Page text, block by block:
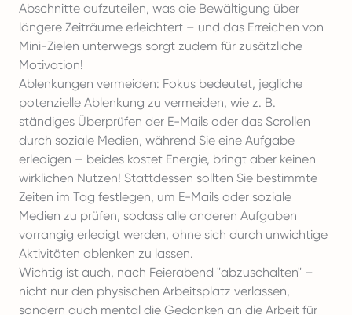
Abschnitte aufzuteilen, was die Bewältigung über
längere Zeiträume erleichtert – und das Erreichen von
Mini-Zielen unterwegs sorgt zudem für zusätzliche
Motivation!
Ablenkungen vermeiden: Fokus bedeutet, jegliche
potenzielle Ablenkung zu vermeiden, wie z. B.
ständiges Überprüfen der E-Mails oder das Scrollen
durch soziale Medien, während Sie eine Aufgabe
erledigen – beides kostet Energie, bringt aber keinen
wirklichen Nutzen! Stattdessen sollten Sie bestimmte
Zeiten im Tag festlegen, um E-Mails oder soziale
Medien zu prüfen, sodass alle anderen Aufgaben
vorrangig erledigt werden, ohne sich durch unwichtige
Aktivitäten ablenken zu lassen.
Wichtig ist auch, nach Feierabend "abzuschalten" –
nicht nur den physischen Arbeitsplatz verlassen,
sondern auch mental die Gedanken an die Arbeit für